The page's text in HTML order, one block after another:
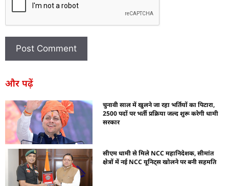
और पढ़ें
चुनावी साल में खुलने जा रहा भर्तियों का पिटारा,
2500 पदों पर भर्ती प्रक्रिया जल्द शुरू करेगी धामी
सरकार
सीएम धामी से मिले NCC महानिदेशक, सीमांत
क्षेत्रों में नई NCC यूनिट्स खोलने पर बनी सहमति